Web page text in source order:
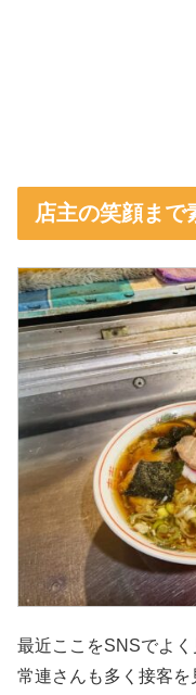
店主の笑顔まで
最近ここをSNSでよく
常連さんも多く接客